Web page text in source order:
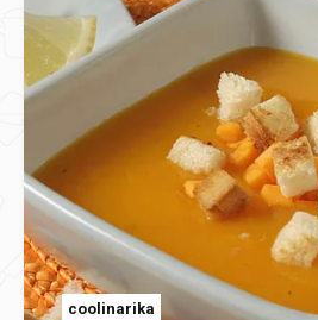
coolinarika